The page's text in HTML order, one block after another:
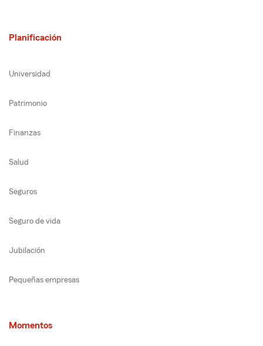
Planificación
Universidad
Patrimonio
Finanzas
Salud
Seguros
Seguro de vida
Jubilación
Pequeñas empresas
Momentos